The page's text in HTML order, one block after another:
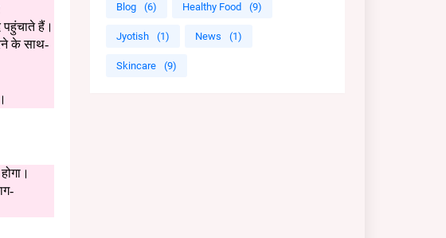
पहुंचाते हैं।
के साथ-
Blog (6) Healthy Food (9)
Jyotish (1) News (1)
Skincare (9)